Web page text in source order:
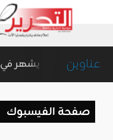
عناوين
الغضب بوصلة … لا
صفحة الفيسبوك